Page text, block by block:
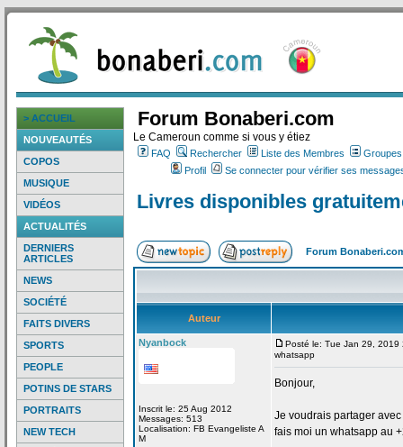
> ACCUEIL
NOUVEAUTÉS
COPOS
MUSIQUE
VIDÉOS
ACTUALITÉS
DERNIERS
ARTICLES
NEWS
SOCIÉTÉ
FAITS DIVERS
SPORTS
PEOPLE
POTINS DE STARS
PORTRAITS
NEW TECH
Forum Bonaberi.com
Le Cameroun comme si vous y étiez
FAQ Rechercher Liste des Membres
Profil
Se connecter pour vérifier ses
Livres disponibles
Forum
Auteur
Nyanbock
Inscrit le: 25 Aug 2012
Messages: 513
Localisation: FB Evangeliste A
M
Posté le: Tue Jan 29, 2019
whatsapp
Bonjour,
Je voudrais partager
fais moi un whatsapp au